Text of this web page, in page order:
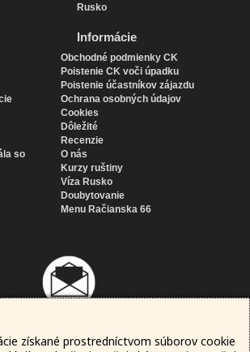
Rusko
so
Informácie
Obchodné podmienky CK
Poistenie CK voči úpadku
Poistenie účastníkov zájazdu
Ochrana osobných údajov
Cookies
Dôležité
Recenzie
O nás
Kurzy ruštiny
Víza Rusko
Doubytovanie
Menu Račianska 66
Newsletter
získané prostredníctvom súborov cookie